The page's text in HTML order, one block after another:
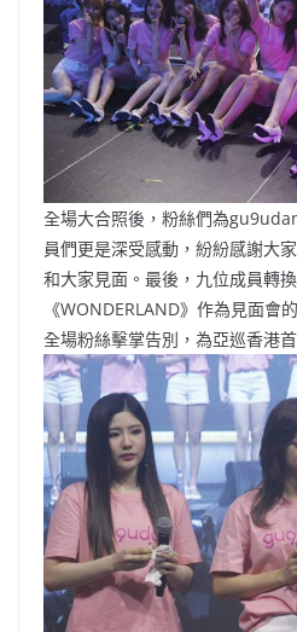
全場大合照後，粉絲們為
員們更是深受感動，紛紛感謝大
和大家見面。最後，九位成員轉
《WONDERLAND》作為見面會
全場粉絲擊掌告別，為亞巡香港